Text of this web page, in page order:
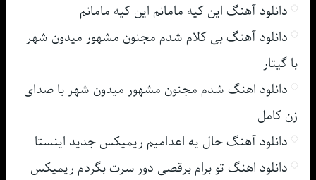
دانلود آهنگ این کیه مامانم این کیه مامانم
دانلود آهنگ بی کلام شدم مجنون مشهور میدون شهر
با گیتار
دانلود اهنگ شدم مجنون مشهور میدون شهر با صدای
زن کامل
دانلود آهنگ حال یه اعدامیم ریمیکس جدید اینستا
دانلود اهنگ تو برام برقصی دور سرت بگردم ریمیکس